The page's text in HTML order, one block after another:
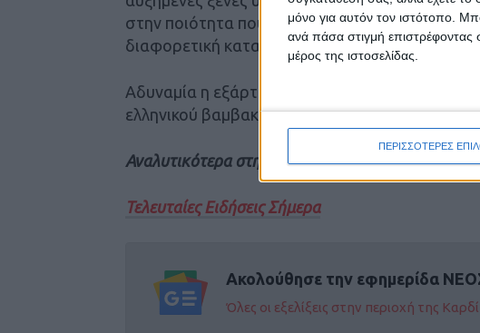
μόνο για αυτόν τον ιστότοπο.
ανά πάσα στιγμή επιστρέφοντας
μέρος της ιστοσελίδας.
ΠΕΡΙΣΣΟΤΕΡΕΣ
στην ποιότητα που οφείλονται στις
διαφορετική κατανομή ποικιλιών.
Αδυναμία η εξάρτησηαπό δύο
ελληνικού βαμβακιού απόδυο αγορές, της
Αναλυτικότερα στην έντυπη έκδοση του «Νέου
Τελευταίες Ειδήσεις Σήμερα
Ακολούθησε την εφημερίδα
Όλες οι εξελίξεις στην περιοχή της